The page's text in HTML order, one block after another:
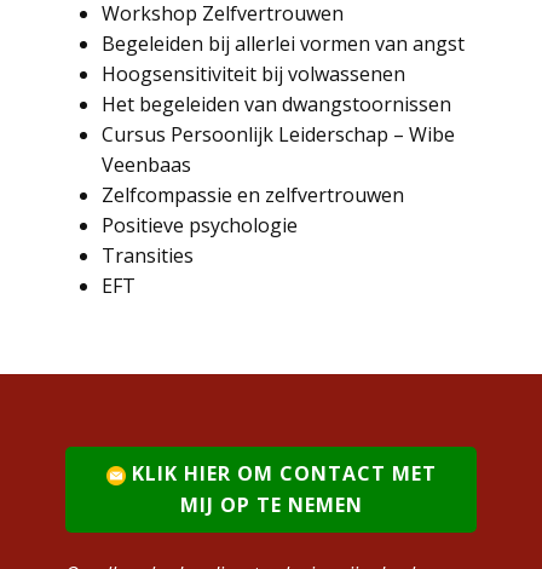
Workshop Zelfvertrouwen
Begeleiden bij allerlei vormen van angst
Hoogsensitiviteit bij volwassenen
Het begeleiden van dwangstoornissen
Cursus Persoonlijk Leiderschap – Wibe
Veenbaas
Zelfcompassie en zelfvertrouwen
Positieve psychologie
Transities
EFT
KLIK HIER OM CONTACT MET
MIJ OP TE NEMEN